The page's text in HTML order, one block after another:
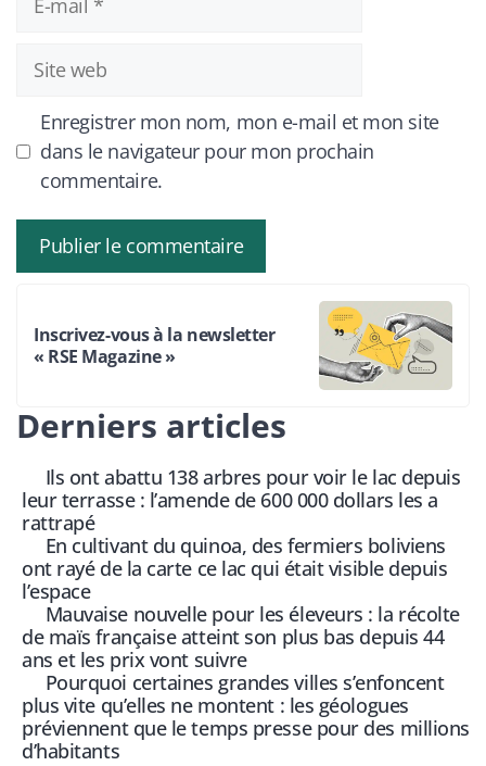
Site
Enregistrer mon nom, mon e-mail et mon site
dans le navigateur pour mon prochain
commentaire.
Inscrivez-vous à la newsletter
« RSE Magazine »
Derniers articles
Ils ont abattu 138 arbres pour voir le lac depuis
leur terrasse : l’amende de 600 000 dollars les a
rattrapé
En cultivant du quinoa, des fermiers boliviens
ont rayé de la carte ce lac qui était visible depuis
l’espace
Mauvaise nouvelle pour les éleveurs : la récolte
de maïs française atteint son plus bas depuis 44
ans et les prix vont suivre
Pourquoi certaines grandes villes s’enfoncent
plus vite qu’elles ne montent : les géologues
préviennent que le temps presse pour des millions
d’habitants